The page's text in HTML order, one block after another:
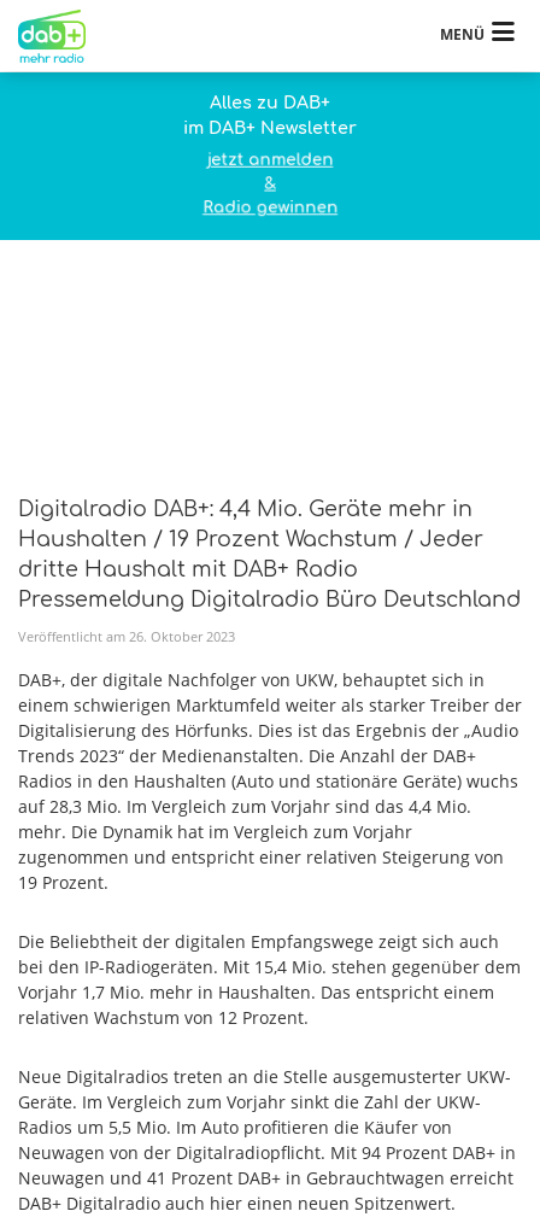
MENÜ
Alles zu DAB+
im DAB+ Newsletter
jetzt anmelden
&
Radio gewinnen
Digitalradio DAB+: 4,4 Mio. Geräte mehr in
Haushalten / 19 Prozent Wachstum / Jeder
dritte Haushalt mit DAB+ Radio
Pressemeldung Digitalradio Büro Deutschland
Veröffentlicht am 26. Oktober 2023
DAB+, der digitale Nachfolger von UKW, behauptet sich in
einem schwierigen Marktumfeld weiter als starker Treiber der
Digitalisierung des Hörfunks. Dies ist das Ergebnis der „Audio
Trends 2023“ der Medienanstalten. Die Anzahl der DAB+
Radios in den Haushalten (Auto und stationäre Geräte) wuchs
auf 28,3 Mio. Im Vergleich zum Vorjahr sind das 4,4 Mio.
mehr. Die Dynamik hat im Vergleich zum Vorjahr
zugenommen und entspricht einer relativen Steigerung von
19 Prozent.
Die Beliebtheit der digitalen Empfangswege zeigt sich auch
bei den IP-Radiogeräten. Mit 15,4 Mio. stehen gegenüber dem
Vorjahr 1,7 Mio. mehr in Haushalten. Das entspricht einem
relativen Wachstum von 12 Prozent.
Neue Digitalradios treten an die Stelle ausgemusterter UKW-
Geräte. Im Vergleich zum Vorjahr sinkt die Zahl der UKW-
Radios um 5,5 Mio. Im Auto profitieren die Käufer von
Neuwagen von der Digitalradiopflicht. Mit 94 Prozent DAB+ in
Neuwagen und 41 Prozent DAB+ in Gebrauchtwagen erreicht
DAB+ Digitalradio auch hier einen neuen Spitzenwert.